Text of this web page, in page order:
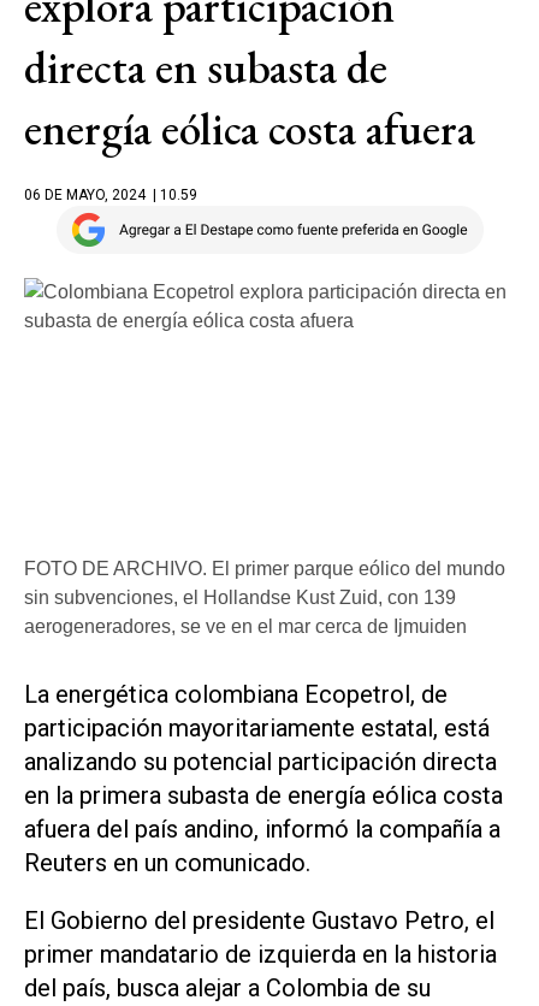
directa en subasta de
energía eólica costa afuera
06 DE MAYO, 2024 | 10.59
FOTO DE ARCHIVO. El primer parque eólico del mundo
sin subvenciones, el Hollandse Kust Zuid, con 139
aerogeneradores, se ve en el mar cerca de Ijmuiden
La energética colombiana Ecopetrol, de
participación mayoritariamente estatal, está
analizando su potencial participación directa
en la primera subasta de energía eólica costa
afuera del país andino, informó la compañía a
Reuters en un comunicado.
El Gobierno del presidente Gustavo Petro, el
primer mandatario de izquierda en la historia
del país, busca alejar a Colombia de su